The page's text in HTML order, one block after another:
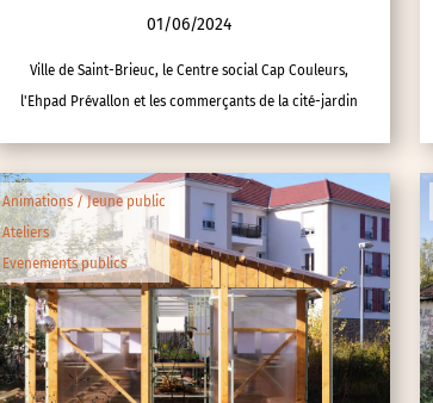
01/06/2024
Ville de Saint-Brieuc, le Centre social Cap Couleurs,
l'Ehpad Prévallon et les commerçants de la cité-jardin
Animations / Jeune public
Ateliers
Evenements publics